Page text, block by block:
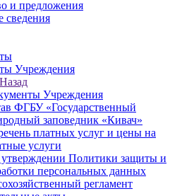
и предложения
сведения
Учреждения
Назад
Учреждения
ФГБУ «Государственный
заповедник «Кивач»
платных услуг и цены на
услуги
Политики защиты и
персональных данных
регламент